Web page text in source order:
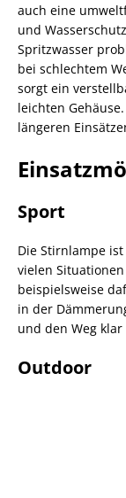
auch eine
und
Spritzwasser
bei schlechtem
sorgt ein
leichten
längeren
Sport
Die Stirnlampe
vielen
beispielsweise
in der
und den Weg
Outdoor